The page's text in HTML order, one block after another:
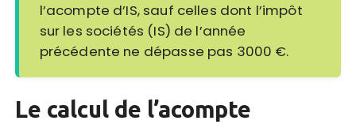
l’acompte d’IS, sauf celles dont l’impôt
sur les sociétés (IS) de l’année
précédente ne dépasse pas 3000 €.
Le calcul de l’acompte